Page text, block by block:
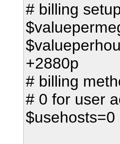
# billing
+2880p
# billing
# 0 for user
$usehosts=0